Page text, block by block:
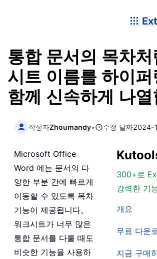
통합 문서의 목차
시트 이름를 하이
함께 신속하게 나
작성자Zhoumandy• 수정 날짜2024-
300+로
강력한 기
개요
무료 다운
지금 구매
Microsoft Office
Word 에는 문서의 다
양한 부분 간에 빠르게
이동할 수 있도록 목차
기능이 제공됩니다。
워크시트가 너무 많은
통합 문서를 다룰 때도
비슷한 기능을 사용하